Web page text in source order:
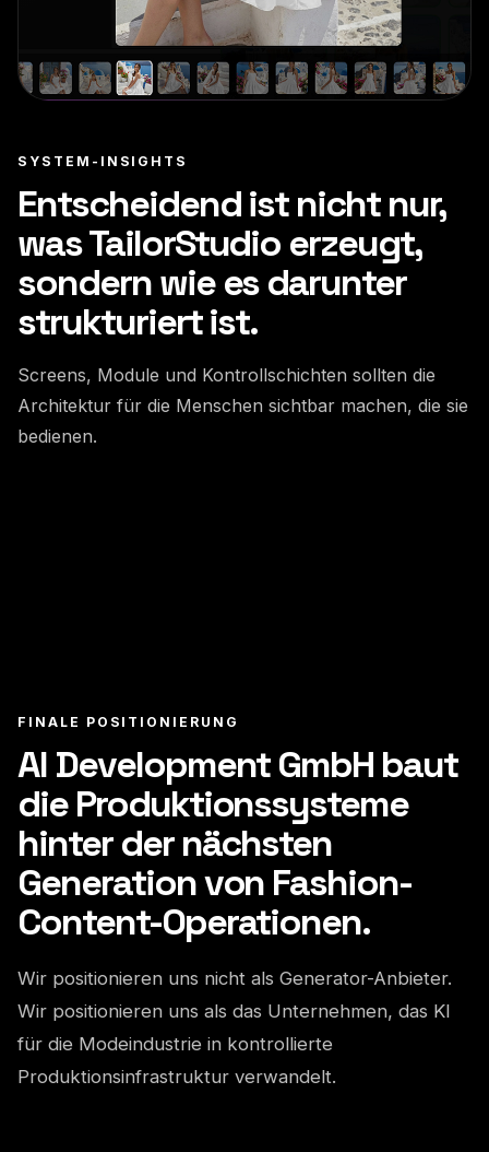
SYSTEM-INSIGHTS
Entscheidend ist nicht nur,
was TailorStudio erzeugt,
sondern wie es darunter
strukturiert ist.
Screens, Module und Kontrollschichten sollten die
Architektur für die Menschen sichtbar machen, die sie
bedienen.
FINALE POSITIONIERUNG
AI Development GmbH baut
die Produktionssysteme
hinter der nächsten
Generation von Fashion-
Content-Operationen.
Wir positionieren uns nicht als Generator-Anbieter.
Wir positionieren uns als das Unternehmen, das KI
für die Modeindustrie in kontrollierte
Produktionsinfrastruktur verwandelt.